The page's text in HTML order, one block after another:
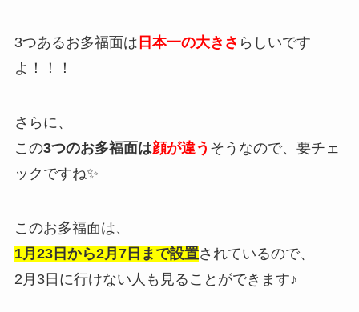
3つあるお多福面は 日本一の大きさ らしいです
よ！！！
さらに、
この3つのお多福面は顔が違う そうなので、要チェ
ックですね✨
このお多福面は、
1月23日から2月7日まで設置されているので、
2月3日に行けない人も見ることができます♪